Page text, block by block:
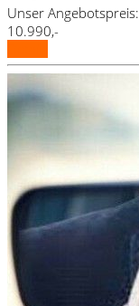
Unser Angebotspreis:
10.990,-